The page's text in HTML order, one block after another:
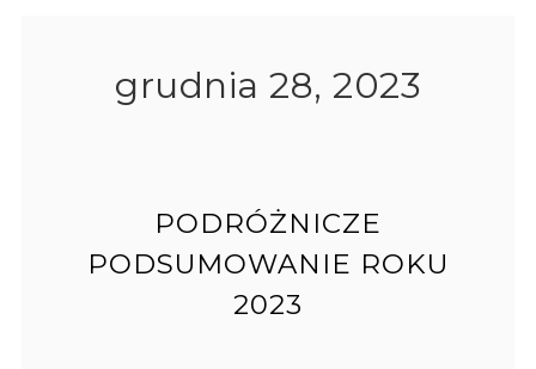
grudnia 28, 2023
PODRÓŻNICZE
PODSUMOWANIE ROKU
2023